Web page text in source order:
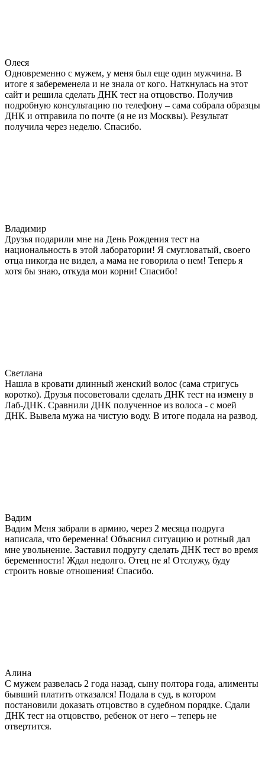
Олеся
Одновременно с мужем, у меня был еще один мужчина. В
итоге я забеременела и не знала от кого. Наткнулась на этот
сайт и решила сделать ДНК тест на отцовство. Получив
подробную консультацию по телефону – сама собрала образцы
ДНК и отправила по почте (я не из Москвы). Результат
получила через неделю. Спасибо.
Владимир
Друзья подарили мне на День Рождения тест на
национальность в этой лаборатории! Я смугловатый, своего
отца никогда не видел, а мама не говорила о нем! Теперь я
хотя бы знаю, откуда мои корни! Спасибо!
Светлана
Нашла в кровати длинный женский волос (сама стригусь
коротко). Друзья посоветовали сделать ДНК тест на измену в
Лаб-ДНК. Сравнили ДНК полученное из волоса - с моей
ДНК. Вывела мужа на чистую воду. В итоге подала на развод.
Вадим
Вадим Меня забрали в армию, через 2 месяца подруга
написала, что беременна! Объяснил ситуацию и ротный дал
мне увольнение. Заставил подругу сделать ДНК тест во время
беременности! Ждал недолго. Отец не я! Отслужу, буду
строить новые отношения! Спасибо.
Алина
С мужем развелась 2 года назад, сыну полтора года, алименты
бывший платить отказался! Подала в суд, в котором
постановили доказать отцовство в судебном порядке. Сдали
ДНК тест на отцовство, ребенок от него – теперь не
отвертится.